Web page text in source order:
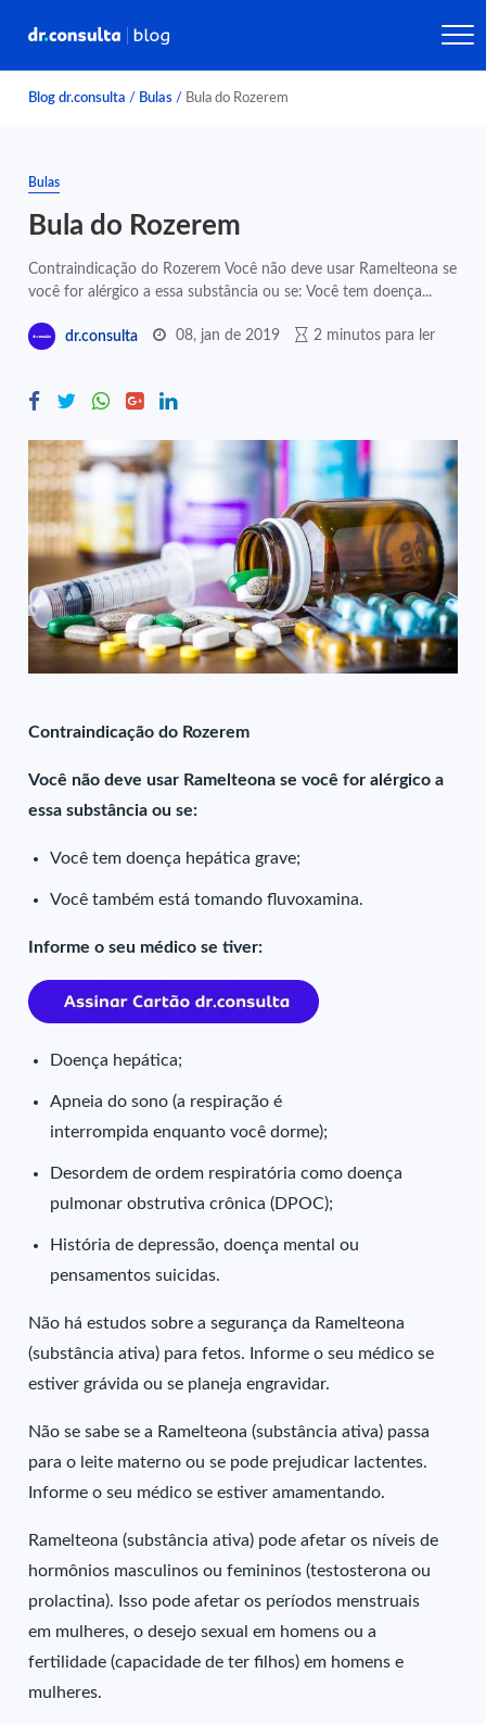
Blog dr.consulta / Bulas / Bula do Rozerem
Bulas
Bula do Rozerem
Contraindicação do Rozerem Você não deve usar Ramelteona se
você for alérgico a essa substância ou se: Você tem doença...
dr.consulta 08, jan de 2019 2 minutos para ler
Contraindicação do Rozerem
Você não deve usar Ramelteona se você for alérgico a
essa substância ou se:
Você tem doença hepática grave;
Você também está tomando fluvoxamina.
Informe o seu médico se tiver:
Doença hepática;
Apneia do sono (a respiração é
interrompida enquanto você dorme);
Desordem de ordem respiratória como doença
pulmonar obstrutiva crônica (DPOC);
História de depressão, doença mental ou
pensamentos suicidas.
Não há estudos sobre a segurança da Ramelteona
(substância ativa) para fetos. Informe o seu médico se
estiver grávida ou se planeja engravidar.
Não se sabe se a Ramelteona (substância ativa) passa
para o leite materno ou se pode prejudicar lactentes.
Informe o seu médico se estiver amamentando.
Ramelteona (substância ativa) pode afetar os níveis de
hormônios masculinos ou femininos (testosterona ou
prolactina). Isso pode afetar os períodos menstruais
em mulheres, o desejo sexual em homens ou a
fertilidade (capacidade de ter filhos) em homens e
mulheres.